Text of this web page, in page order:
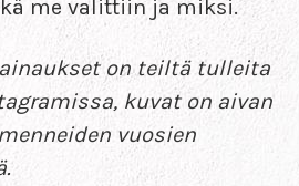
me valittiin ja miksi.
on teiltä tulleita
kuvat on aivan
vuosien